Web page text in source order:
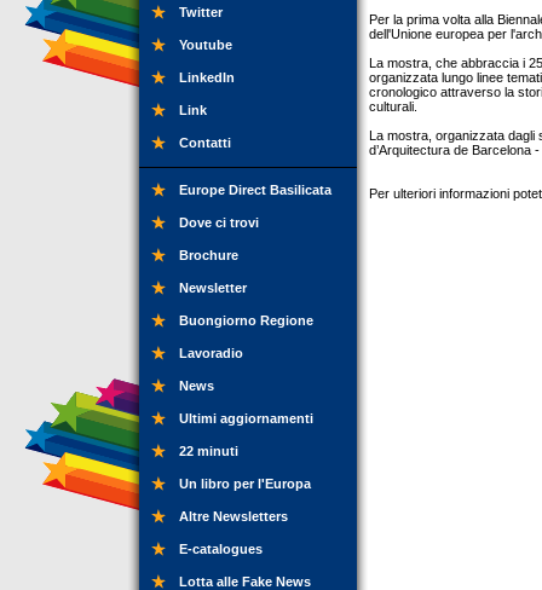
Twitter
Youtube
LinkedIn
Link
Contatti
Europe Direct Basilicata
Dove ci trovi
Brochure
Newsletter
Buongiorno Regione
Lavoradio
News
Ultimi aggiornamenti
22 minuti
Un libro per l'Europa
Altre Newsletters
E-catalogues
Lotta alle Fake News
Per la prima volta alla
dell'Unione europea per
La mostra, che abbraccia i
organizzata lungo linee
cronologico attraverso la
culturali.
La mostra, organizzata dagli
d’Arquitectura de Barcelona
Per ulteriori informazioni